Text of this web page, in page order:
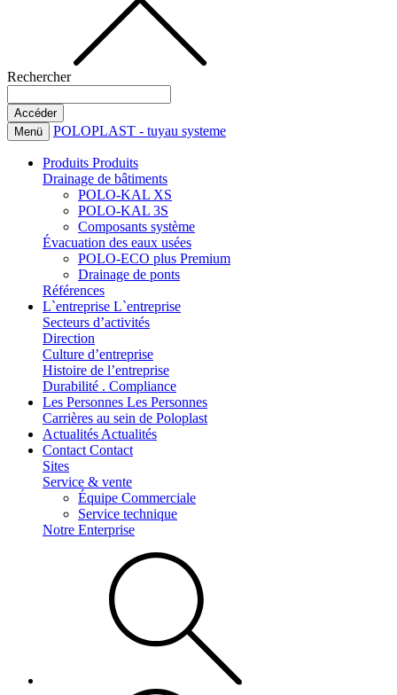
Rechercher
Menü POLOPLAST - tuyau systeme
Produits Produits
Drainage de bâtiments
POLO-KAL XS
POLO-KAL 3S
Composants système
Évacuation des eaux usées
POLO-ECO plus Premium
Drainage de ponts
Références
L`entreprise L`entreprise
Secteurs d’activités
Direction
Culture d’entreprise
Histoire de l’entreprise
Durabilité . Compliance
Les Personnes Les Personnes
Carrières au sein de Poloplast
Actualités Actualités
Contact Contact
Sites
Service & vente
Équipe Commerciale
Service technique
Notre Enterprise